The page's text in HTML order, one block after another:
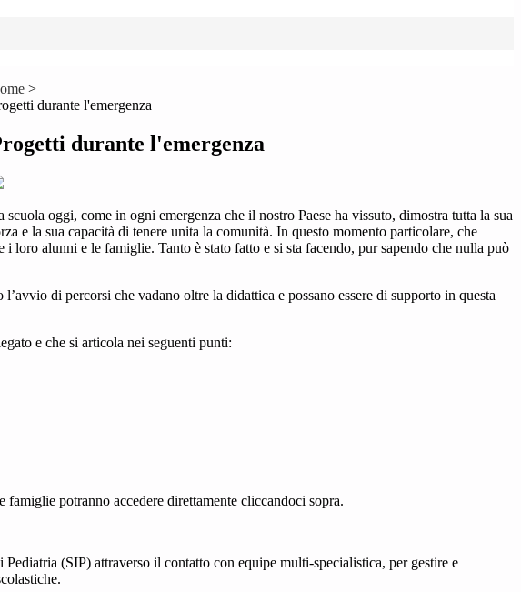
>
durante l'emergenza
durante l'emergenza
scuola oggi, come in ogni emergenza che il nostro Paese ha vissuto, dimostra tutta la sua
e la sua capacità di tenere unita la comunità. In questo momento particolare, che
alunni e le famiglie. Tanto è stato fatto e si sta facendo, pur sapendo che nulla può
di percorsi che vadano oltre la didattica e possano essere di supporto in questa
e che si articola nei seguenti punti:
potranno accedere direttamente cliccandoci sopra.
(SIP) attraverso il contatto con equipe multi-specialistica, per gestire e